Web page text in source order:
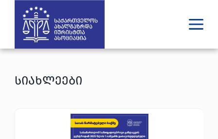
რას ვაკეთებთ
მედია
იურიდული დახმარება
სიახლეები